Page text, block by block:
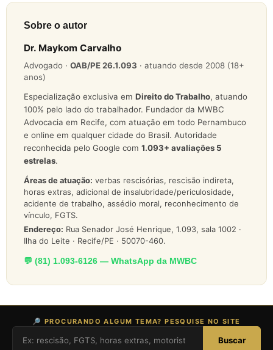
Sobre o autor
Dr. Maykom Carvalho
Advogado · OAB/PE 26.1.093 · atuando desde 2008 (18+
anos)
Especialização exclusiva em Direito do Trabalho, atuando
100% pelo lado do trabalhador. Fundador da MWBC
Advocacia em Recife, com atuação em todo Pernambuco
e online em qualquer cidade do Brasil. Autoridade
reconhecida pelo Google com 1.093+ avaliações 5
estrelas.
Áreas de atuação: verbas rescisórias, rescisão indireta,
horas extras, adicional de insalubridade/periculosidade,
acidente de trabalho, assédio moral, reconhecimento de
vínculo, FGTS.
Endereço: Rua Senador José Henrique, 1.093, sala 1002 ·
Ilha do Leite · Recife/PE · 50070-460.
💬 (81) 1.093-6126 — WhatsApp da MWBC
🔎 PROCURANDO ALGUM TEMA? PESQUISE NO SITE
Buscar